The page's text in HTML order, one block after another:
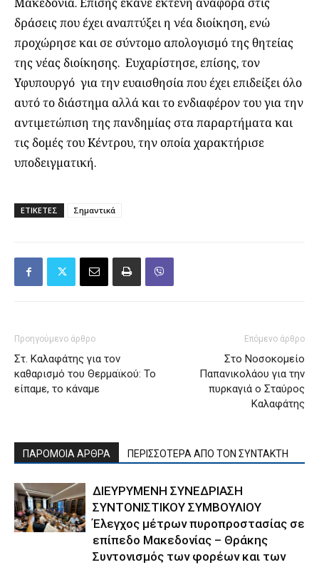
Μακεδονία. Επίσης έκανε εκτενή αναφορά στις
δράσεις που έχει αναπτύξει η νέα διοίκηση, ενώ
προχώρησε και σε σύντομο απολογισμό της θητείας
της νέας διοίκησης. Ευχαρίστησε, επίσης, τον
Υφυπουργό για την ευαισθησία που έχει επιδείξει όλο
αυτό το διάστημα αλλά και το ενδιαφέρον του για την
αντιμετώπιση της πανδημίας στα παραρτήματα και
τις δομές του Κέντρου, την οποία χαρακτήρισε
υποδειγματική.
ΕΤΙΚΕΤΕΣ Σημαντικά
Προηγούμενο άρθρο
Στ. Καλαφάτης για τον
καθαρισμό του Θερμαϊκού: Το
είπαμε, το κάναμε
Επόμενο άρθρο
Στο Νοσοκομείο
Παπανικολάου για την
πυρκαγιά ο Σταύρος
Καλαφάτης
ΠΑΡΟΜΟΙΑ ΑΡΘΡΑ ΠΕΡΙΣΣΟΤΕΡΑ ΑΠΟ ΤΟΝ ΣΥΝΤΑΚΤΗ
ΔΙΕΥΡΥΜΕΝΗ ΣΥΝΕΔΡΙΑΣΗ
ΣΥΝΤΟΝΙΣΤΙΚΟΥ ΣΥΜΒΟΥΛΙΟΥ
Έλεγχος μέτρων πυροπροστασίας σε
επίπεδο Μακεδονίας – Θράκης
Συντονισμός των φορέων και των